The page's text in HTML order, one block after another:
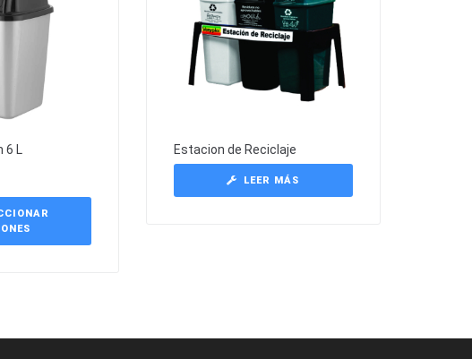
6 L Estacion de Reciclaje
LEER MÁS